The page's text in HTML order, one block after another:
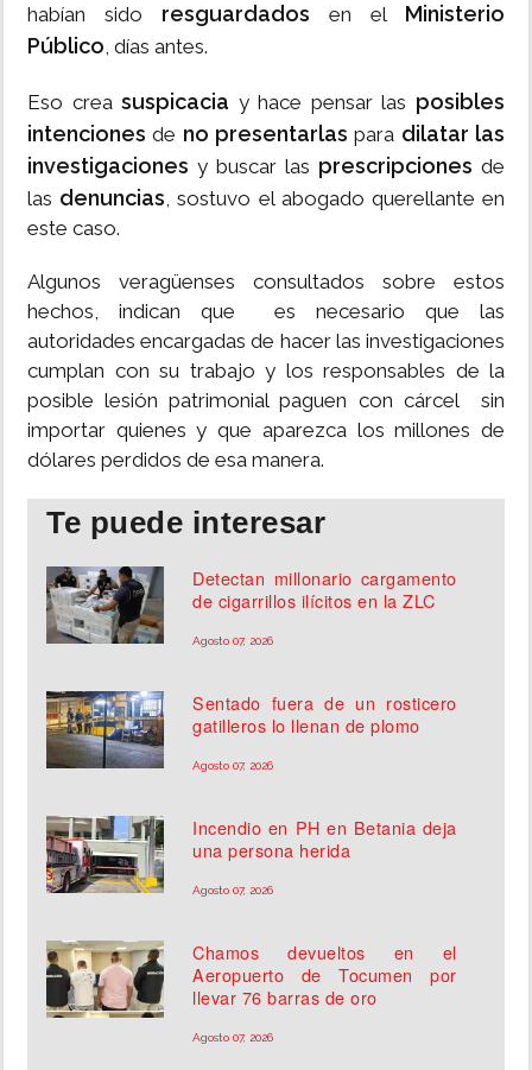
habían sido resguardados en el Ministerio
Público, días antes.
Eso creasuspicacia y hace pensar las posibles
intenciones de no presentarlaspara dilatar las
investigaciones y buscar las prescripciones de
las denuncias, sostuvo el abogado querellante en
este caso.
Algunos veragüenses consultados sobre estos
hechos, indican que es necesario que las
autoridades encargadas de hacer las investigaciones
cumplan con su trabajo y los responsables de la
posible lesión patrimonial paguen con cárcel sin
importar quienes y que aparezca los millones de
dólares perdidos de esa manera.
Te puede interesar
Detectan millonario cargamento
de cigarrillos ilícitos en la ZLC
Agosto 07, 2026
Sentado fuera de un rosticero
gatilleros lo llenan de plomo
Agosto 07, 2026
Incendio en PH en Betania deja
una persona herida
Agosto 07, 2026
Chamos devueltos en el
Aeropuerto de Tocumen por
llevar 76 barras de oro
Agosto 07, 2026